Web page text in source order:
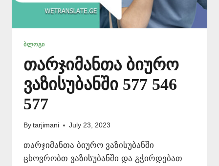
ᲑᲚᲝᲒᲘ
თარჯიმანთა ბიურო
ვაზისუბანში 577 546
577
By tarjimani July 23, 2023
თარჯიმანთა ბიურო ვაზისუბანში
ცხოვრობთ ვაზისუბანში და გჭირდებათ